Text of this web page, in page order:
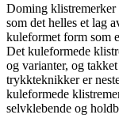
Doming
som det helles et lag
kuleformet form som
Det kuleformede
og varianter, og
trykkteknikker er
kuleformede
selvklebende og